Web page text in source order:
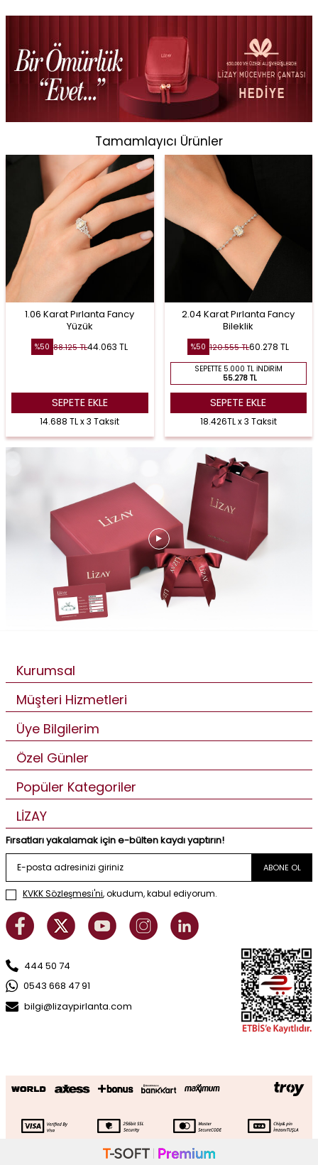
Tamamlayıcı Ürünler
1.06 Karat Pırlanta Fancy
Yüzük
%50 88.125TL44.063 TL
SEPETE EKLE
14.688 TL x 3 Taksit
2.04 Karat Pırlanta Fancy
Bileklik
%50 120.555TL60.278 TL
SEPETTE 5.000 TL İNDIRIM
55.278 TL
SEPETE EKLE
18.426TL x 3 Taksit
Kurumsal
Müşteri Hizmetleri
Üye Bilgilerim
Özel Günler
Popüler Kategoriler
LİZAY
Fırsatları yakalamak için e-bülten kaydı yaptırın!
ABONE OL
KVKK Sözleşmesi'ni, okudum, kabul ediyorum.
444 50 74
0543 668 47 91
bilgi@lizaypirlanta.com